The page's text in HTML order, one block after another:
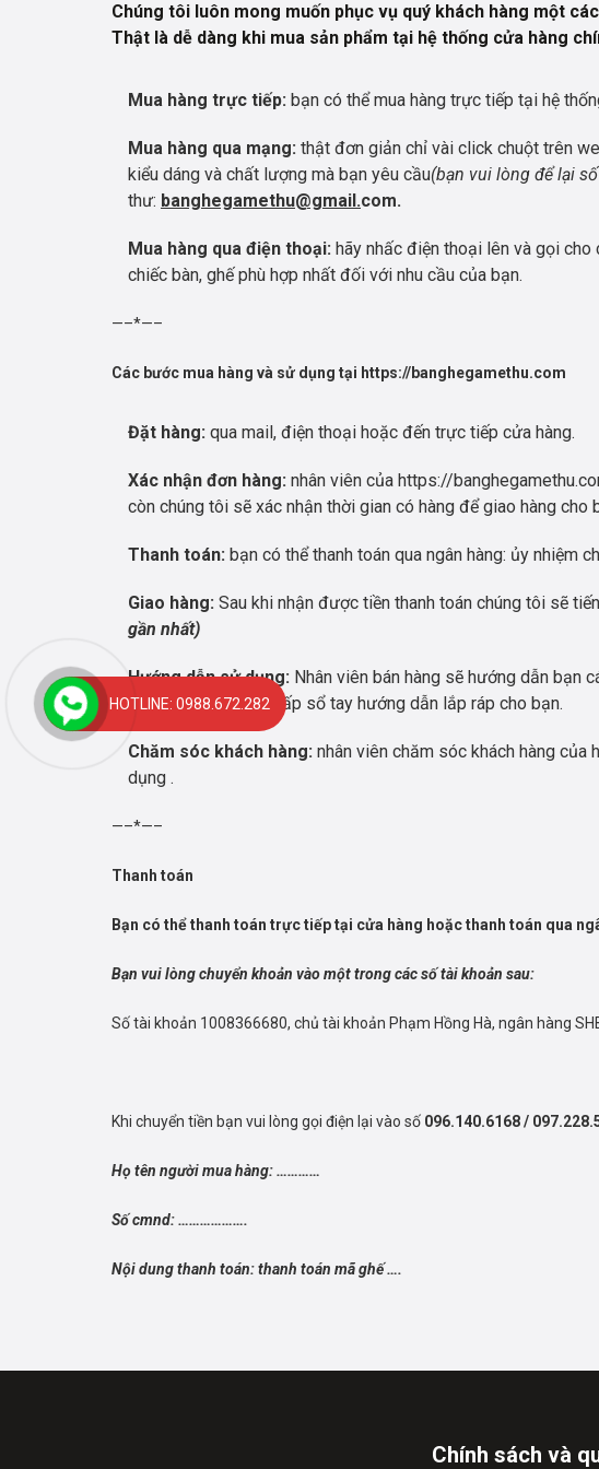
Chúng tôi luôn mong muốn phục vụ quý khách hàng một
Thật là dễ dàng khi mua sản phẩm tại hệ thống cửa hàng
Mua hàng trực tiếp: bạn có thể mua hàng trực tiếp tại hệ
Mua hàng qua mạng: thật đơn giản chỉ vài click chuột trên
kiểu dáng và chất lượng mà bạn yêu cầu(bạn vui lòng để lại
thư: banghegamethu@gmail.com.
Mua hàng qua điện thoại: hãy nhấc điện thoại lên và gọi cho
chiếc bàn, ghế phù hợp nhất đối với nhu cầu của bạn.
—–*—–
Các bước mua hàng và sử dụng tại https://banghegamethu.com
Đặt hàng: qua mail, điện thoại hoặc đến trực tiếp cửa hàng.
Xác nhận đơn hàng: nhân viên của https://
còn chúng tôi sẽ xác nhận thời gian có hàng để giao hàng cho
Thanh toán: bạn có thể thanh toán qua ngân hàng: ủy nhiệm
Giao hàng: Sau khi nhận được tiền thanh toán chúng tôi sẽ
gần nhất)
Hướng dẫn sử dụng: Nhân viên bán hàng sẽ hướng dẫn bạn
chúng tôi còn cung cấp sổ tay hướng dẫn lắp ráp cho bạn.
Chăm sóc khách hàng: nhân viên chăm sóc khách hàng
dụng .
—–*—–
Thanh toán
Bạn có thể thanh toán trực tiếp tại cửa hàng hoặc thanh toán qua
Bạn vui lòng chuyển khoản vào một trong các số tài khoản sau:
Số tài khoản 1008366680, chủ tài khoản Phạm Hồng Hà, ngân hàng
Khi chuyển tiền bạn vui lòng gọi điện lại vào số 096.140.6168 /
Họ tên người mua hàng: …………
Số cmnd: ……………….
Nội dung thanh toán: thanh toán mã ghế ….
Chính sách và
HOTLINE: 0988.672.282